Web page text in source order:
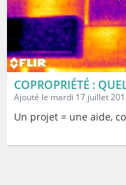
COPROPRIÉTÉ :
Ajouté le mardi 17 juillet
Un projet = une aide,